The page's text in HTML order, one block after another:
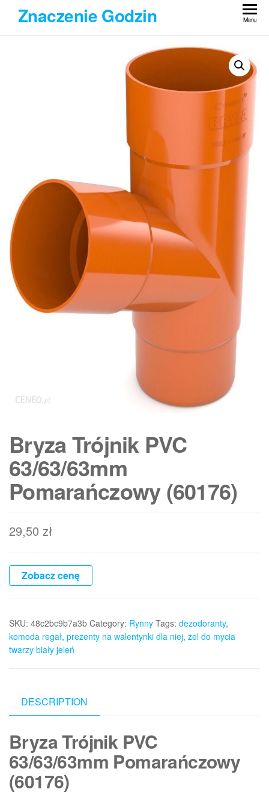
Przejdź
treści
Znaczenie Godzin Menu
Bryza Trójnik PVC
63/63/63mm
Pomarańczowy (60176)
29,50 zł
Zobacz cenę
SKU: 48c2bc9b7a3b Category: Rynny Tags: dezodoranty,
komoda regał, prezenty na walentynki dla niej, żel do mycia
twarzy biały jeleń
DESCRIPTION
Bryza Trójnik PVC
63/63/63mm Pomarańczowy
(60176)